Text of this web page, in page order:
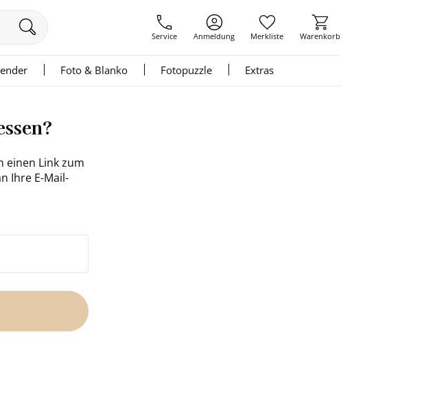
Service Anmeldung Merkliste Warenkorb
Foto & Blanko Fotopuzzle Extras
einen Link zum
Ihre E-​Mail-